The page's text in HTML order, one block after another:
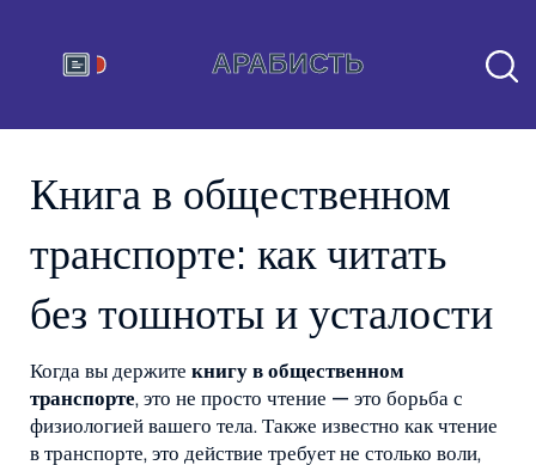
Книга в общественном
транспорте: как читать
без тошноты и усталости
Когда вы держите книгу в общественном
транспорте, это не просто чтение — это борьба с
физиологией вашего тела. Также известно как чтение
в транспорте, это действие требует не столько воли,